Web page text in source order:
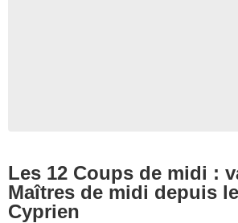
Les 12 Coups de midi :
Maîtres de midi depuis
Cyprien